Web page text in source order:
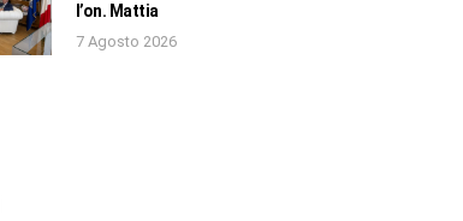
l’on. Mattia
7 Agosto 2026